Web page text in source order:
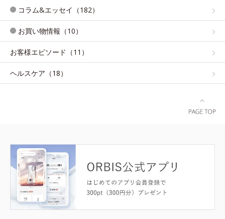
コラム&エッセイ（182）
お買い物情報（10）
お客様エピソード（11）
ヘルスケア（18）